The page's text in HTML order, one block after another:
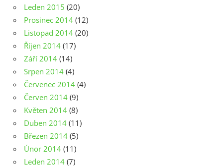
Leden 2015 (20)
Prosinec 2014 (12)
Listopad 2014 (20)
Říjen 2014 (17)
Září 2014 (14)
Srpen 2014 (4)
Červenec 2014 (4)
Červen 2014 (9)
Květen 2014 (8)
Duben 2014 (11)
Březen 2014 (5)
Únor 2014 (11)
Leden 2014 (7)